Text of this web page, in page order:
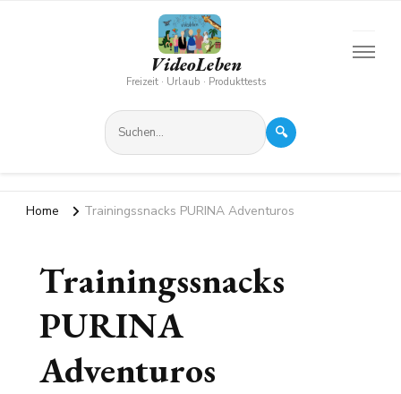
VideoLeben
Freizeit · Urlaub · Produkttests
🔍
Home Trainingssnacks PURINA Adventuros
Trainingssnacks
PURINA
Adventuros